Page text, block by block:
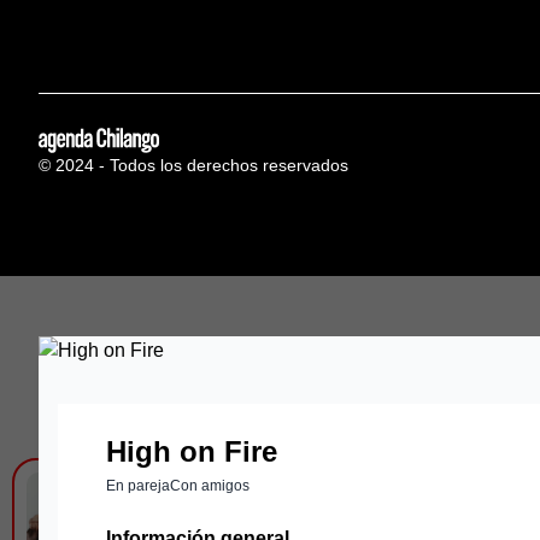
© 2024 - Todos los derechos reservados
High on Fire
En parejaCon amigos